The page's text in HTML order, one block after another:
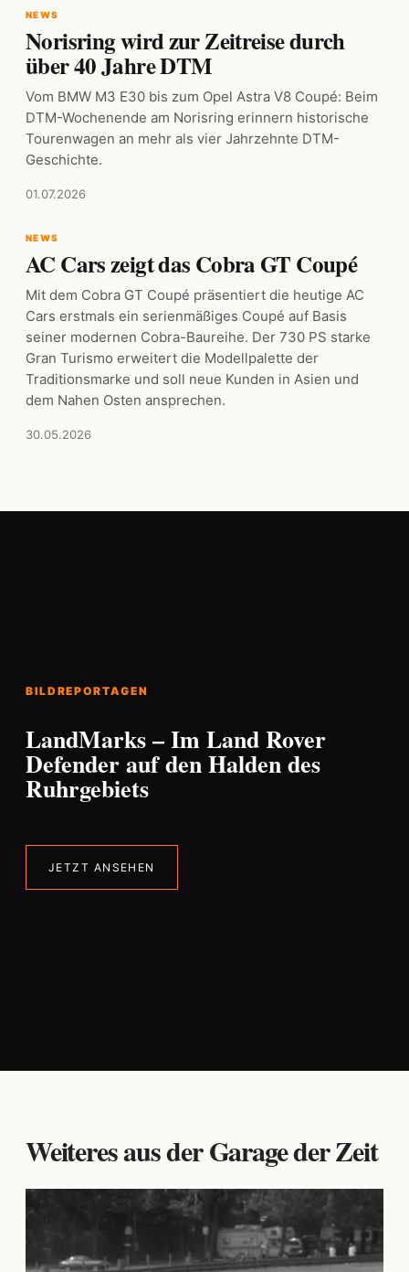
NEWS
Norisring wird zur Zeitreise durch
über 40 Jahre DTM
Vom BMW M3 E30 bis zum Opel Astra V8 Coupé: Beim
DTM-Wochenende am Norisring erinnern historische
Tourenwagen an mehr als vier Jahrzehnte DTM-
Geschichte.
01.07.2026
NEWS
AC Cars zeigt das Cobra GT Coupé
Mit dem Cobra GT Coupé präsentiert die heutige AC
Cars erstmals ein serienmäßiges Coupé auf Basis
seiner modernen Cobra-Baureihe. Der 730 PS starke
Gran Turismo erweitert die Modellpalette der
Traditionsmarke und soll neue Kunden in Asien und
dem Nahen Osten ansprechen.
30.05.2026
BILDREPORTAGEN
LandMarks – Im Land Rover
Defender auf den Halden des
Ruhrgebiets
JETZT ANSEHEN
Weiteres aus der Garage der Zeit